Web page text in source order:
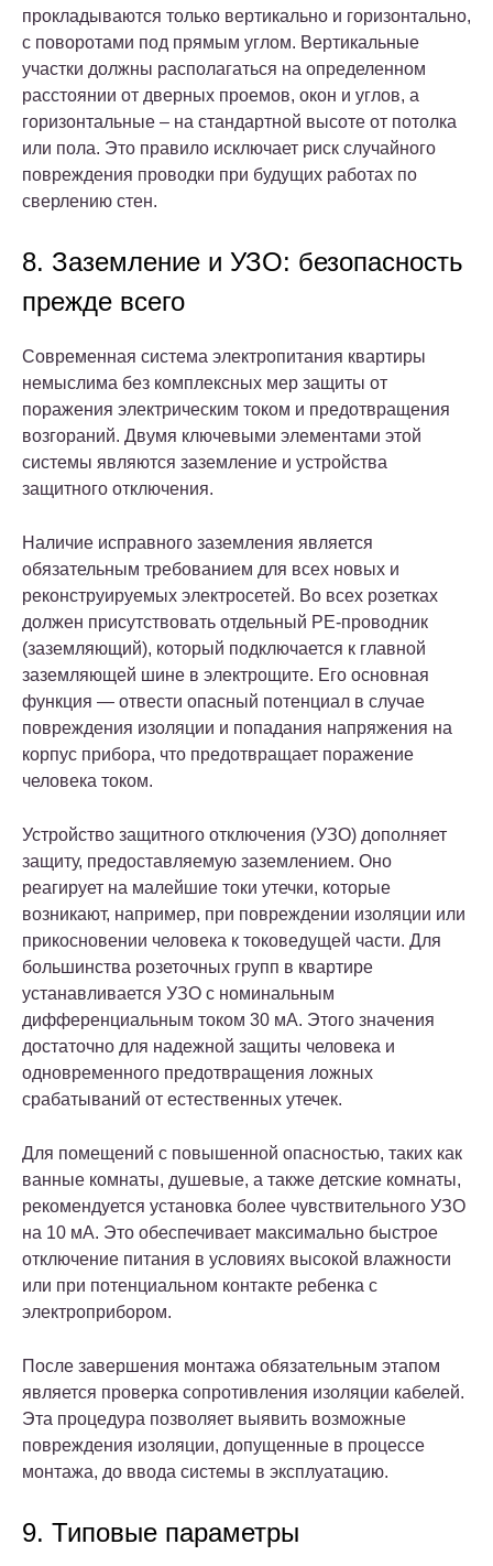
прокладываются только вертикально и горизонтально,
с поворотами под прямым углом. Вертикальные
участки должны располагаться на определенном
расстоянии от дверных проемов, окон и углов, а
горизонтальные – на стандартной высоте от потолка
или пола. Это правило исключает риск случайного
повреждения проводки при будущих работах по
сверлению стен.
8. Заземление и УЗО: безопасность
прежде всего
Современная система электропитания квартиры
немыслима без комплексных мер защиты от
поражения электрическим током и предотвращения
возгораний. Двумя ключевыми элементами этой
системы являются заземление и устройства
защитного отключения.
Наличие исправного заземления является
обязательным требованием для всех новых и
реконструируемых электросетей. Во всех розетках
должен присутствовать отдельный РЕ-проводник
(заземляющий), который подключается к главной
заземляющей шине в электрощите. Его основная
функция — отвести опасный потенциал в случае
повреждения изоляции и попадания напряжения на
корпус прибора, что предотвращает поражение
человека током.
Устройство защитного отключения (УЗО) дополняет
защиту, предоставляемую заземлением. Оно
реагирует на малейшие токи утечки, которые
возникают, например, при повреждении изоляции или
прикосновении человека к токоведущей части. Для
большинства розеточных групп в квартире
устанавливается УЗО с номинальным
дифференциальным током 30 мА. Этого значения
достаточно для надежной защиты человека и
одновременного предотвращения ложных
срабатываний от естественных утечек.
Для помещений с повышенной опасностью, таких как
ванные комнаты, душевые, а также детские комнаты,
рекомендуется установка более чувствительного УЗО
на 10 мА. Это обеспечивает максимально быстрое
отключение питания в условиях высокой влажности
или при потенциальном контакте ребенка с
электроприбором.
После завершения монтажа обязательным этапом
является проверка сопротивления изоляции кабелей.
Эта процедура позволяет выявить возможные
повреждения изоляции, допущенные в процессе
монтажа, до ввода системы в эксплуатацию.
9. Типовые параметры